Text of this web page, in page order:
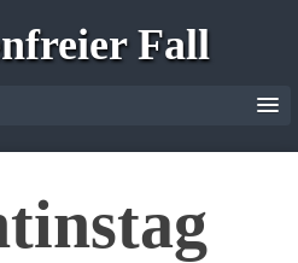
Fall